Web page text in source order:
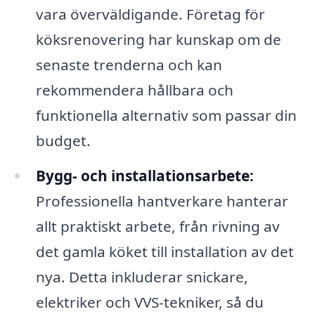
vara överväldigande. Företag för
köksrenovering har kunskap om de
senaste trenderna och kan
rekommendera hållbara och
funktionella alternativ som passar din
budget.
Bygg- och installationsarbete:
Professionella hantverkare hanterar
allt praktiskt arbete, från rivning av
det gamla köket till installation av det
nya. Detta inkluderar snickare,
elektriker och VVS-tekniker, så du